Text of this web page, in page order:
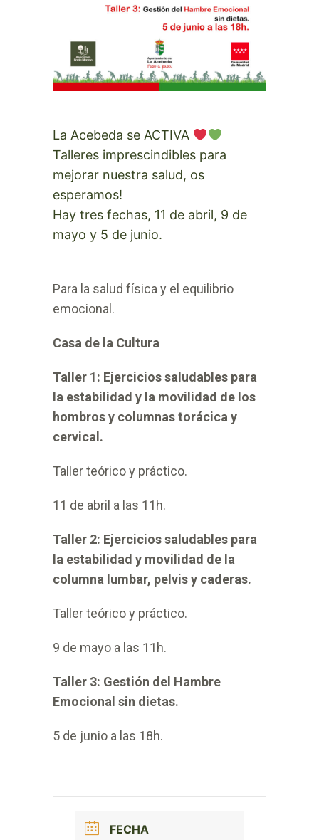
La Acebeda se ACTIVA
Talleres imprescindibles para
mejorar nuestra salud, os
esperamos!
Hay tres fechas, 11 de abril, 9 de
mayo y 5 de junio.
Para la salud física y el equilibrio
emocional.
Casa de la Cultura
Taller 1: Ejercicios saludables para
la estabilidad y la movilidad de los
hombros y columnas torácica y
cervical.
Taller teórico y práctico.
11 de abril a las 11h.
Taller 2: Ejercicios saludables para
la estabilidad y movilidad de la
columna lumbar, pelvis y caderas.
Taller teórico y práctico.
9 de mayo a las 11h.
Taller 3: Gestión del Hambre
Emocional sin dietas.
5 de junio a las 18h.
FECHA